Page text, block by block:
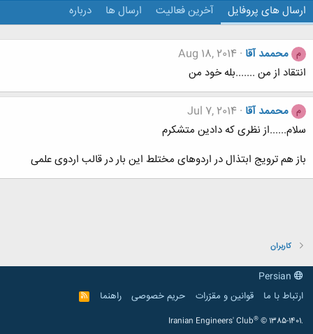
ارسال های پروفایل آخرین فعالیت ارسال ها درباره
م محممد آقا Aug 18, 2014
انتقاد از من .......بله خود من
م محممد آقا Jul 7, 2014
سلام......از نظری که دادین متشکرم
باز هم ترویج ابتذال در اردو‌های مختلط این بار در قالب اردوی علمی
کاربران
ارتباط با ما
قوانین و مقرّرات حریم خصوصی راهنما
R
S
Iranian Engineers' Club® © 1385-1401.